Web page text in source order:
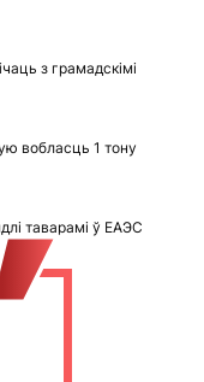
з грамадскімі
вобласць 1 тону
таварамі ў ЕАЭС